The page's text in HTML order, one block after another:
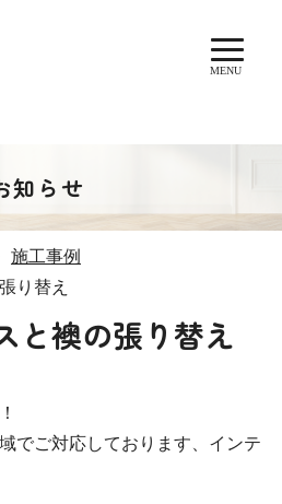
MENU
知らせ
施工事例
り替え
と襖の張り替え
でご対応しております、インテ